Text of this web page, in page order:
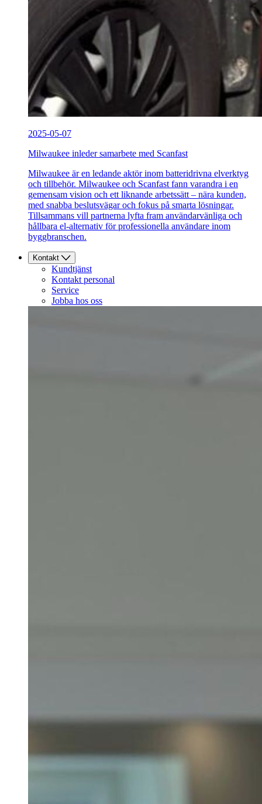
2025-05-07
Milwaukee inleder samarbete med Scanfast
Milwaukee är en ledande aktör inom batteridrivna elverktyg
och tillbehör. Milwaukee och Scanfast fann varandra i en
gemensam vision och ett liknande arbetssätt – nära kunden,
med snabba beslutsvägar och fokus på smarta lösningar.
Tillsammans vill partnerna lyfta fram användarvänliga och
hållbara el-alternativ för professionella användare inom
byggbranschen.
Kontakt
Kundtjänst
Kontakt personal
Service
Jobba hos oss